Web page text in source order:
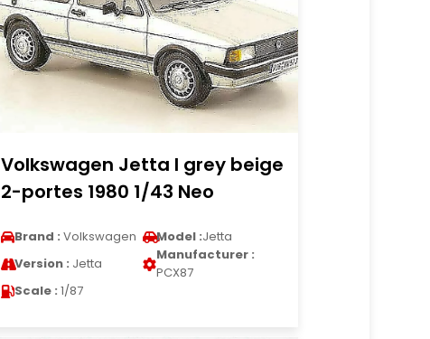
Volkswagen Jetta I grey beige
2-portes 1980 1/43 Neo
Brand : Volkswagen Model :Jetta
Version : Jetta
Manufacturer :
PCX87
Scale : 1/87